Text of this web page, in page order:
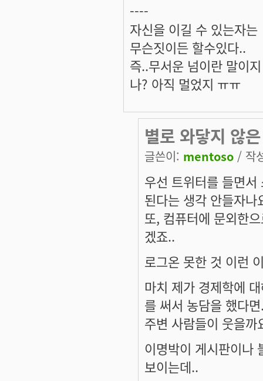
----
자신을 이길 수 있는자는
무슨짓이든 할수있다..
즉..무서운 넘이란 말이
나? 아직 멀었지 ㅠㅠ
별로 와닿지 않
글쓴이: mentoso / 작
우선 트위터를 들면
된다는 생각 안들자나
또, 컴퓨터에 문외한
겠죠..
로그온 못한 것 이런
마치 제가 경제학에
를 써서 농담을 했다
주변 사람들이 웃을
이명박이 게시판이나
보이는데..